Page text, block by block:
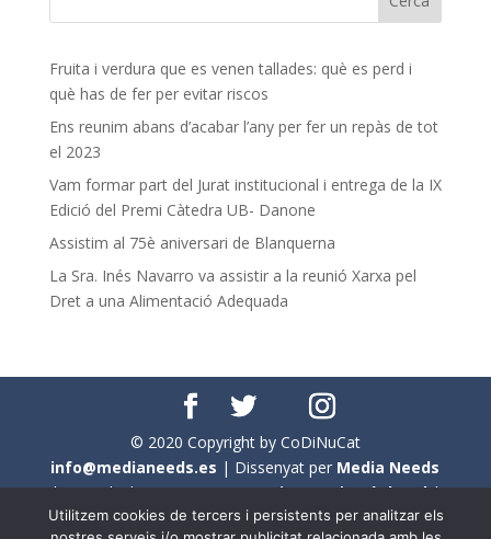
Fruita i verdura que es venen tallades: què es perd i
què has de fer per evitar riscos
Ens reunim abans d’acabar l’any per fer un repàs de tot
el 2023
Vam formar part del Jurat institucional i entrega de la IX
Edició del Premi Càtedra UB- Danone
Assistim al 75è aniversari de Blanquerna
La Sra. Inés Navarro va assistir a la reunió Xarxa pel
Dret a una Alimentació Adequada
© 2020 Copyright by CoDiNuCat
info@medianeeds.es | Dissenyat per Media Needs
| Tots els drets reservats aCoDiNuCat |Avís legal|
Avís per cookies
Utilitzem cookies de tercers i persistents per analitzar els